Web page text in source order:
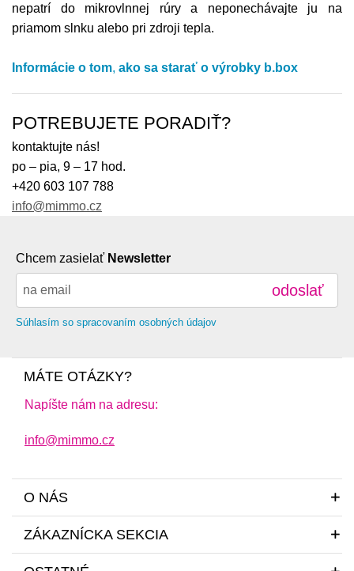
nepatrí do mikrovlnnej rúry a neponechávajte ju na
priamom slnku alebo pri zdroji tepla.
Informácie o tom, ako sa starať o výrobky b.box
POTREBUJETE PORADIŤ?
kontaktujte nás!
po – pia, 9 – 17 hod.
+420 603 107 788
info@mimmo.cz
Chcem zasielať Newsletter
odoslať
Súhlasím so spracovaním osobných údajov
MÁTE OTÁZKY?
Napíšte nám na adresu:
info@mimmo.cz
O NÁS
ZÁKAZNÍCKA SEKCIA